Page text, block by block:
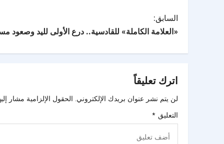
السابق:
«العلامة الكاملة» للقادسية.. درع الأولى لليد وصعود
اترك تعليقاً
لن يتم نشر عنوان بريدك الإلكتروني. الحقول الإلزامية مشار
التعليق *